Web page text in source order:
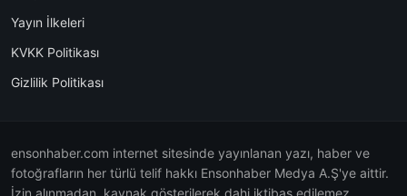
Yayın İlkeleri
KVKK Politikası
Gizlilik Politikası
ensonhaber.com internet sitesinde yayınlanan yazı, haber ve
fotoğrafların her türlü telif hakkı Ensonhaber Medya A.Ş'ye aittir.